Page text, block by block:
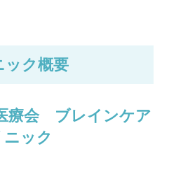
ック概要
療会 ブレインケア
ニック